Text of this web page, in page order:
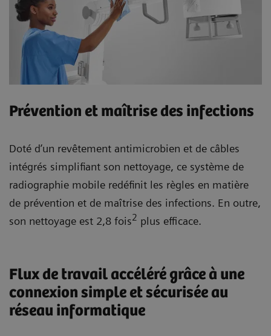
Prévention et maîtrise des infections
Doté d’un revêtement antimicrobien et de câbles
intégrés simplifiant son nettoyage, ce système de
radiographie mobile redéfinit les règles en matière
de prévention et de maîtrise des infections. En outre,
son nettoyage est 2,8 fois2 plus efficace.
Flux de travail accéléré grâce à une
connexion simple et sécurisée au
réseau informatique